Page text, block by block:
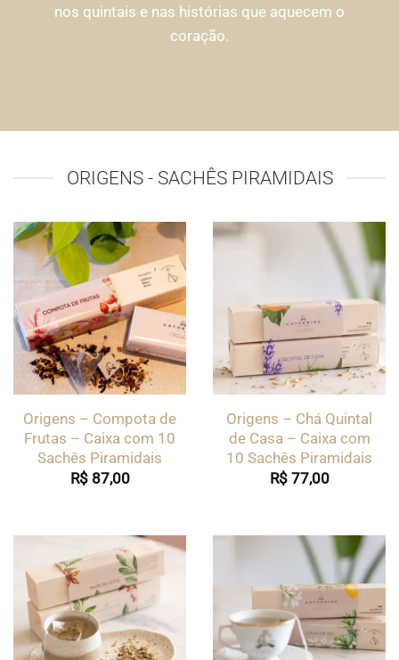
nos quintais e nas histórias que aquecem o
coração.
ORIGENS - SACHÊS PIRAMIDAIS
Origens – Compota de
Frutas – Caixa com 10
Sachês Piramidais
R$87,00
Origens – Chá Quintal
de Casa – Caixa com
10 Sachês Piramidais
R$77,00